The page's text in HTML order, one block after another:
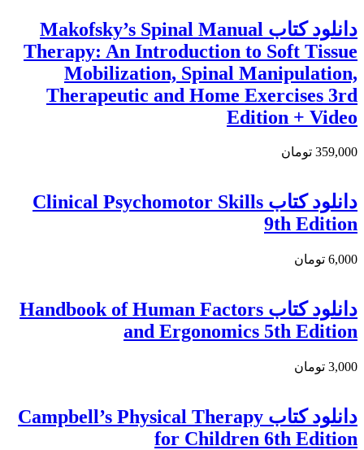
دانلود کتاب Makofsky’s Spinal Manual
Therapy: An Introduction to Soft Tissue
Mobilization, Spinal Manipulation,
Therapeutic and Home Exercises 3rd
Edition + Video
359,000 تومان
دانلود کتاب Clinical Psychomotor Skills
9th Edition
6,000 تومان
دانلود کتاب Handbook of Human Factors
and Ergonomics 5th Edition
3,000 تومان
دانلود کتاب Campbell’s Physical Therapy
for Children 6th Edition